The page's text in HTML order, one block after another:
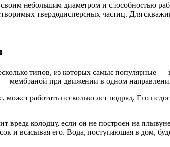
небольшим диаметром и способностью
твердодисперсных частиц. Для
типов, из которых самые
мембраной при движении в одном
работать несколько лет подряд. Его
вреда колодцу, если он не построен на
и всасывая его. Вода, поступающая в дом,